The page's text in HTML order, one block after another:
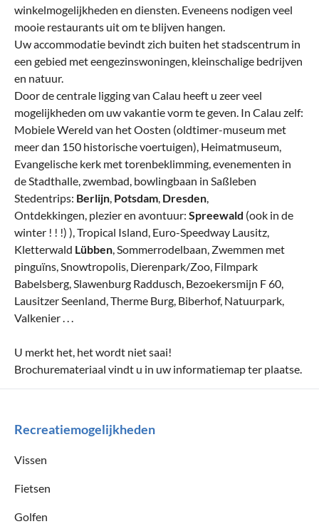
winkelmogelijkheden en diensten. Eveneens nodigen veel
mooie restaurants uit om te blijven hangen.
Uw accommodatie bevindt zich buiten het stadscentrum in
een gebied met eengezinswoningen, kleinschalige bedrijven
en natuur.
Door de centrale ligging van Calau heeft u zeer veel
mogelijkheden om uw vakantie vorm te geven. In Calau zelf:
Mobiele Wereld van het Oosten (oldtimer-museum met
meer dan 150 historische voertuigen), Heimatmuseum,
Evangelische kerk met torenbeklimming, evenementen in
de Stadthalle, zwembad, bowlingbaan in Saßleben
Stedentrips: Berlijn Potsdam Dresden
Ontdekkingen, plezier en avontuur: Spreewald (ook in de
winter ! ! !) ), Tropical Island, Euro-Speedway Lausitz,
Kletterwald Lübben , Sommerrodelbaan, Zwemmen met
pinguïns, Snowtropolis, Dierenpark/Zoo, Filmpark
Babelsberg, Slawenburg Raddusch, Bezoekersmijn F 60,
Lausitzer Seenland, Therme Burg, Biberhof, Natuurpark,
Valkenier . . .
U merkt het, het wordt niet saai!
Brochuremateriaal vindt u in uw informatiemap ter plaatse.
Recreatiemogelijkheden
Vissen
Fietsen
Golfen